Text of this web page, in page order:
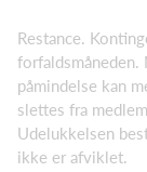
Restance.
forfaldsmåneden.
påmindelse kan
slettes fra
Udelukkelsen
ikke er afviklet.